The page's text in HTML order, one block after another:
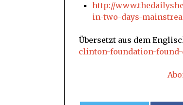
http://
in-two-days-
Übersetzt aus dem
clinton-foundation-found-